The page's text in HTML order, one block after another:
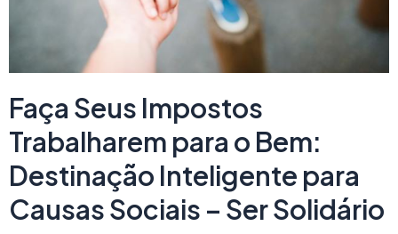
Faça Seus Impostos
Trabalharem para o Bem:
Destinação Inteligente para
Causas Sociais – Ser Solidário